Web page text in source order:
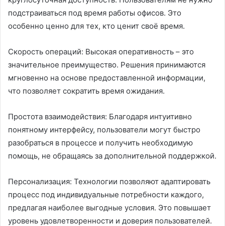
подстраиваться под время работы офисов. Это
особенно ценно для тех, кто ценит своё время.
Скорость операций: Высокая оперативность – это
значительное преимущество. Решения принимаются
мгновенно на основе предоставленной информации,
что позволяет сократить время ожидания.
Простота взаимодействия: Благодаря интуитивно
понятному интерфейсу, пользователи могут быстро
разобраться в процессе и получить необходимую
помощь, не обращаясь за дополнительной поддержкой.
Персонализация: Технологии позволяют адаптировать
процесс под индивидуальные потребности каждого,
предлагая наиболее выгодные условия. Это повышает
уровень удовлетворенности и доверия пользователей.